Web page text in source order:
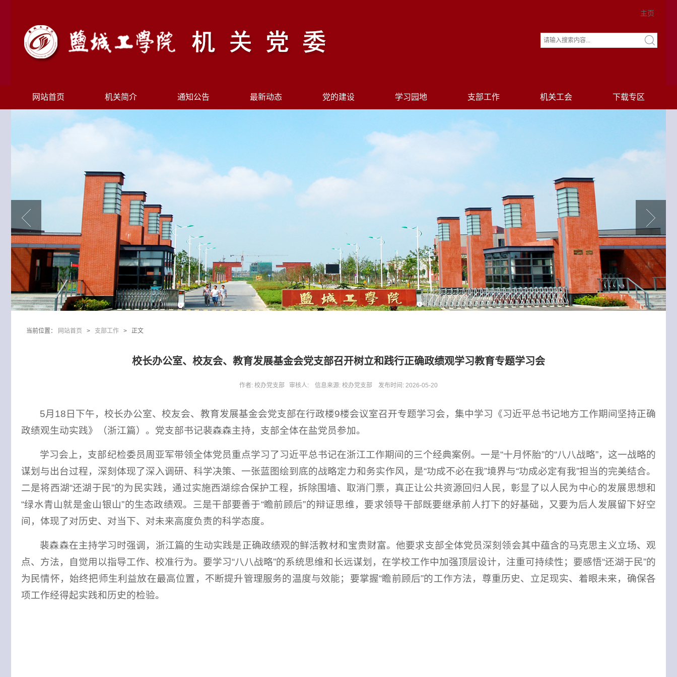
主页
网站首页 机关简介 通知公告 最新动态 党的建设 学习园地 支部工作 机关工会 下载专区
当前位置： 网站首页 > 支部工作 > 正文
校长办公室、校友会、教育发展基金会党支部召开树立和践行正确政绩观学习教育专题学习会
作者: 校办党支部 审核人: 信息来源: 校办党支部 发布时间: 2026-05-20
5月18日下午，校长办公室、校友会、教育发展基金会党支部在行政楼9楼会议室召开专题学习会，集中学习《习近平总书记地方工作期间坚持正确
政绩观生动实践》（浙江篇）。党支部书记裴森森主持，支部全体在盐党员参加。
学习会上，支部纪检委员周亚军带领全体党员重点学习了习近平总书记在浙江工作期间的三个经典案例。一是“十月怀胎”的“八八战略”，这一战略的
谋划与出台过程，深刻体现了深入调研、科学决策、一张蓝图绘到底的战略定力和务实作风，是“功成不必在我”境界与“功成必定有我”担当的完美结合。
二是将西湖“还湖于民”的为民实践，通过实施西湖综合保护工程，拆除围墙、取消门票，真正让公共资源回归人民，彰显了以人民为中心的发展思想和
“绿水青山就是金山银山”的生态政绩观。三是干部要善于“瞻前顾后”的辩证思维，要求领导干部既要继承前人打下的好基础，又要为后人发展留下好空
间，体现了对历史、对当下、对未来高度负责的科学态度。
裴森森在主持学习时强调，浙江篇的生动实践是正确政绩观的鲜活教材和宝贵财富。他要求支部全体党员深刻领会其中蕴含的马克思主义立场、观
点、方法，自觉用以指导工作、校准行为。要学习“八八战略”的系统思维和长远谋划，在学校工作中加强顶层设计，注重可持续性；要感悟“还湖于民”的
为民情怀，始终把师生利益放在最高位置，不断提升管理服务的温度与效能；要掌握“瞻前顾后”的工作方法，尊重历史、立足现实、着眼未来，确保各
项工作经得起实践和历史的检验。